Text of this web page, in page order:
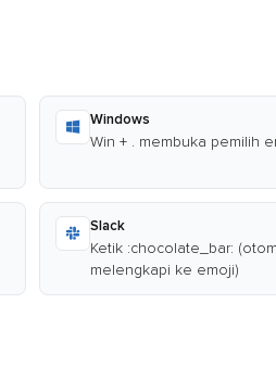
Windows
Win + . membuka pemilih
Slack
Ketik :chocolate_bar:
melengkapi ke emoji)